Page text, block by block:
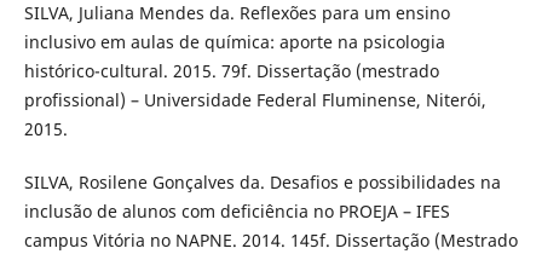
SILVA, Juliana Mendes da. Reflexões para um ensino
inclusivo em aulas de química: aporte na psicologia
histórico-cultural. 2015. 79f. Dissertação (mestrado
profissional) – Universidade Federal Fluminense, Niterói,
2015.
SILVA, Rosilene Gonçalves da. Desafios e possibilidades na
inclusão de alunos com deficiência no PROEJA – IFES
campus Vitória no NAPNE. 2014. 145f. Dissertação (Mestrado